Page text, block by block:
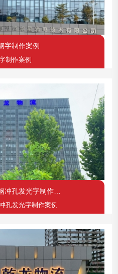
字制作案例
制作案例
乾龙物流楼顶墙体不锈钢冲孔发光字制作案例
孔发光字制作案例